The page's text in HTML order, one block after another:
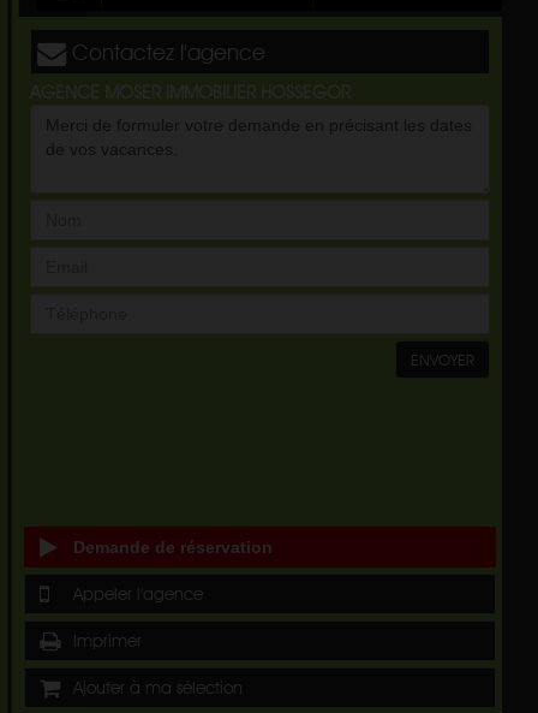
Contactez l'agence
AGENCE MOSER IMMOBILIER HOSSEGOR
ENVOYER
Demande de réservation
Appeler l'agence
Imprimer
Ajouter à ma sélection